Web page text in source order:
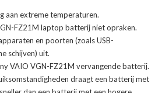
aan extreme temperaturen.
FZ21M laptop batterijniet opraken.
en poorten (zoals USB-
schijven) uit.
VAIO VGN-FZ21M vervangende batterij.
draagt een batterij met